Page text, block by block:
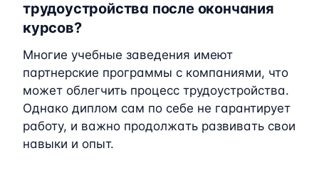
трудоустройства после окончания
курсов?
Многие учебные заведения имеют
партнерские программы с компаниями, что
может облегчить процесс трудоустройства.
Однако диплом сам по себе не гарантирует
работу, и важно продолжать развивать свои
навыки и опыт.